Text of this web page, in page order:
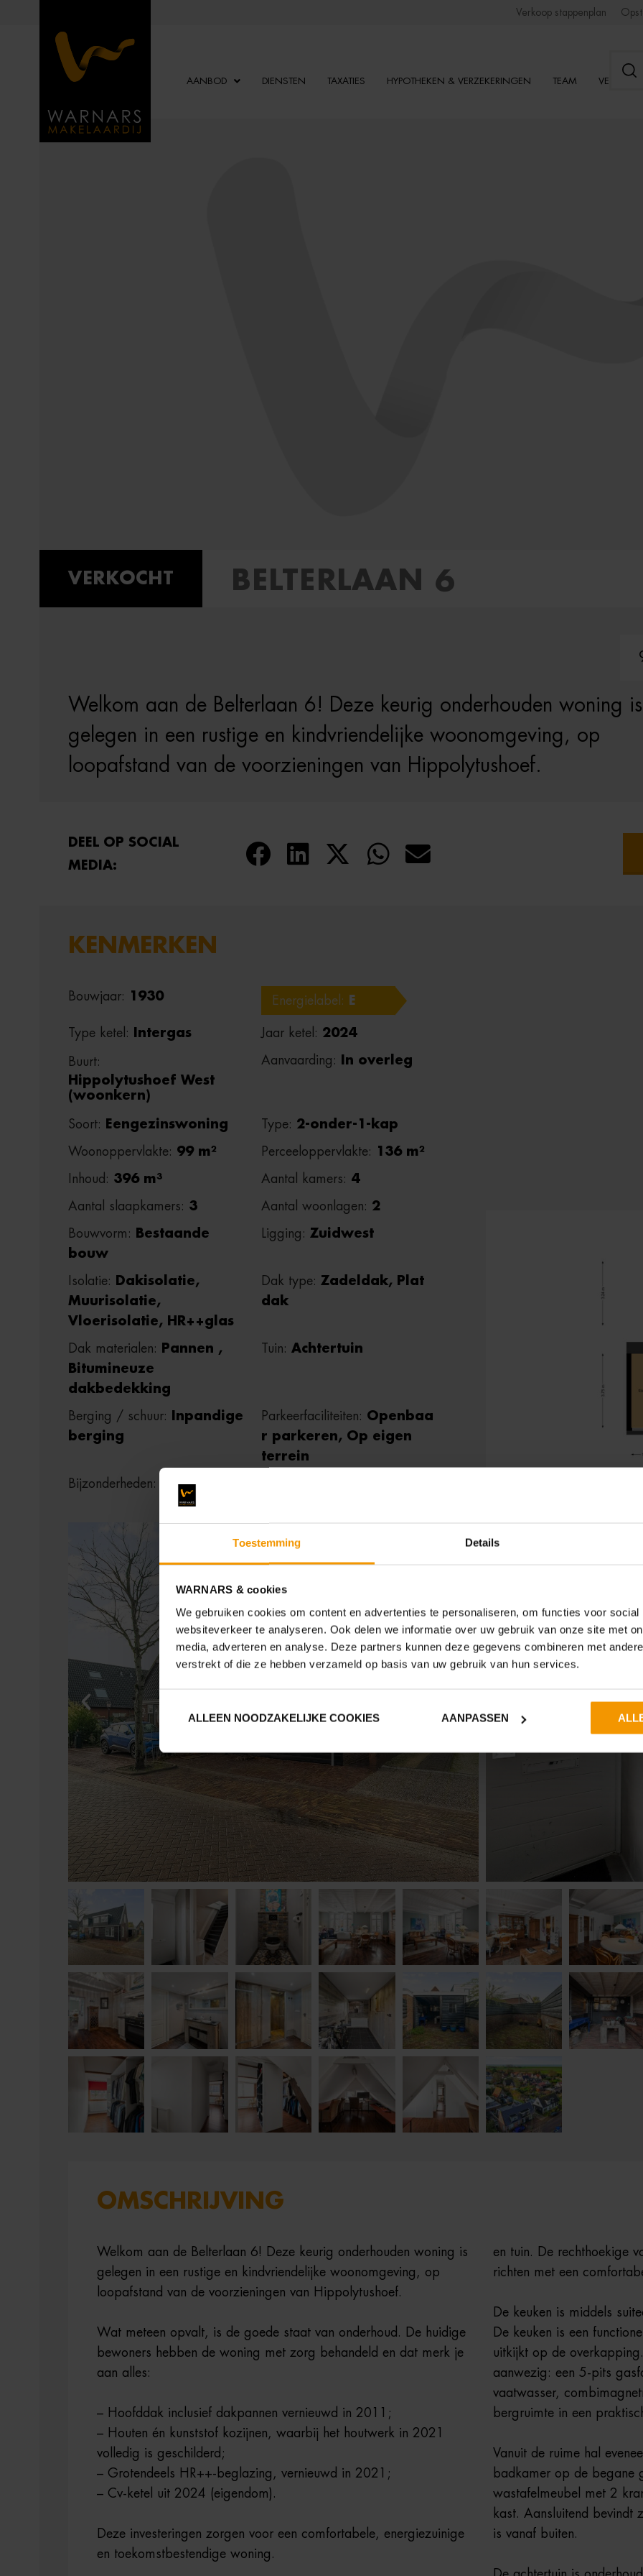
Toestemming Details
WARNARS & cookies
We gebruiken cookies om content en advertenties te personaliseren, om functies voor
websiteverkeer te analyseren. Ook delen we informatie over uw gebruik van onze site met
media, adverteren en analyse. Deze partners kunnen deze gegevens combineren met
verstrekt of die ze hebben verzameld op basis van uw gebruik van hun services.
ALLEEN NOODZAKELIJKE COOKIES AANPASSEN
Verkoop stappenplan
AANBOD DIENSTEN TAXATIES HYPOTHEKEN & VERZEKERINGEN TEAM
VERKOCHT BELTERLAAN 6
Welkom aan de Belterlaan 6! Deze keurig onderhouden woning is
gelegen in een rustige en kindvriendelijke woonomgeving, op
loopafstand van de voorzieningen van Hippolytushoef.
DEEL OP SOCIAL
MEDIA:
KENMERKEN
Bouwjaar: 1930 Energielabel: E
Type ketel: Intergas Jaar ketel: 2024
Buurt:
Hippolytushoef West
(woonkern)
Aanvaarding: In overleg
Soort: Eengezinswoning Type: 2-onder-1-kap
Woonoppervlakte: 99 m² Perceeloppervlakte: 136 m²
Inhoud: 396 m³ Aantal kamers: 4
Aantal slaapkamers: 3 Aantal woonlagen: 2
Bouwvorm:
Bestaande
bouw
Ligging: Zuidwest
Isolatie:
Dakisolatie,
Muurisolatie,
Vloerisolatie, HR++glas
Dak type: Zadeldak, Plat
dak
Dak materialen:
Pannen ,
Bitumineuze
dakbedekking
Tuin: Achtertuin
Berging / schuur:
Inpandige
berging
Parkeerfaciliteiten: Openbaa
r parkeren, Op eigen
terrein
Bijzonderheden: Dakkapel
OMSCHRIJVING
Welkom aan de Belterlaan 6! Deze keurig onderhouden woning is
gelegen in een rustige en kindvriendelijke woonomgeving, op
loopafstand van de voorzieningen van Hippolytushoef.
Wat meteen opvalt, is de goede staat van onderhoud. De huidige
bewoners hebben de woning met zorg behandeld en dat merk je
aan alles:
– Hoofddak inclusief dakpannen vernieuwd in 2011;
– Houten én kunststof kozijnen, waarbij het houtwerk in 2021
volledig is geschilderd;
– Grotendeels HR++-beglazing, vernieuwd in 2021;
– Cv-ketel uit 2024 (eigendom).
Deze investeringen zorgen voor een comfortabele, energiezuinige
en toekomstbestendige woning.
en tuin. De rechthoekige
richten met een
De keuken is middels
De keuken is een
uitkijkt op de
aanwezig: een 5-pits
vaatwasser,
bergruimte in een
Vanuit de ruime hal
badkamer op de begane
wastafelmeubel met 2
kast. Aansluitend
is vanaf buiten.